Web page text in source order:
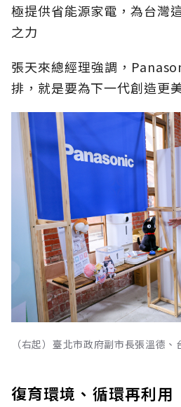
極提供省能源家電，為台灣
之力
張天來總經理強調，
排，就是要為下一代創造更
（右起）臺北市政府副市長張溫德
復育環境、循環再利